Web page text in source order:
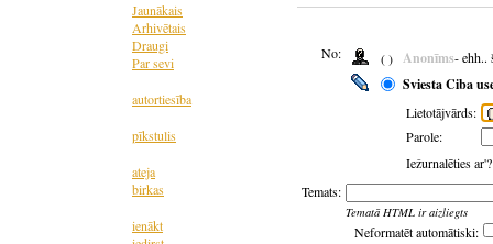
Jaunākais
Arhivētais
Draugi
Par sevi
autortiesība
pīkstulis
ateja
birkas
ienākt
No: ( ) Anonīms- ehh..
Sviesta Ciba
Lietotājvārds:
Parole:
Iežurnalēties
Temats:
Tematā HTML ir aizliegts
Neformatēt automātiski: